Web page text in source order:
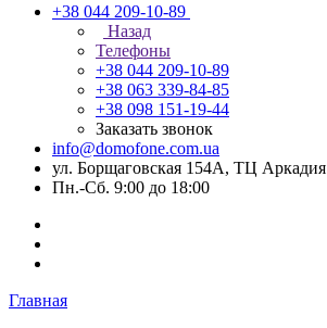
+38 044 209-10-89
Назад
Телефоны
+38 044 209-10-89
+38 063 339-84-85
+38 098 151-19-44
Заказать звонок
info@domofone.com.ua
ул. Борщаговская 154А, ТЦ Аркадия
Пн.-Сб. 9:00 до 18:00
Главная